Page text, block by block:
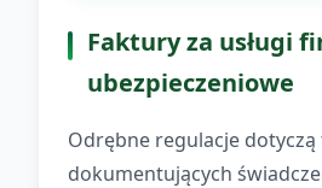
Faktury za usługi
ubezpieczeniowe
Odrębne regulacje
dokumentujących